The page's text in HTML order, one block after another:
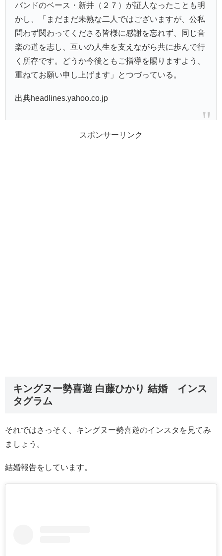
バンドのベース・新井（２７）が証人なったことも明
かし、「まだまだ未熟な二人ではございますが、公私
問わず関わってくださる皆様に感謝を忘れず、同じ音
楽の道を志し、互いの人生を支えながら共に歩んで行
く所存です。どうか今後ともご指導を賜りますよう、
重ねてお願い申し上げます」とつづっている。
出典headlines.yahoo.co.jp
スポンサーリンク
キングヌー勢喜遊 白藤ひかり 結婚 インス
タグラム
それではさっそく、キングヌー勢喜遊のインスタを見てみ
ましょう。
結婚報告をしています。